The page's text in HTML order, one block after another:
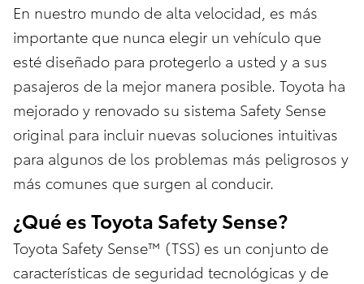
En nuestro mundo de alta velocidad, es más
importante que nunca elegir un vehículo que
esté diseñado para protegerlo a usted y a sus
pasajeros de la mejor manera posible. Toyota ha
mejorado y renovado su sistema Safety Sense
original para incluir nuevas soluciones intuitivas
para algunos de los problemas más peligrosos y
más comunes que surgen al conducir.
¿Qué es Toyota Safety Sense?
Toyota Safety Sense™ (TSS) es un conjunto de
características de seguridad tecnológicas y de